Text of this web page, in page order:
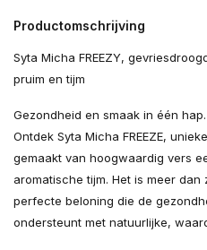
Productomschrijving
Syta Micha FREEZY,
pruim en tijm
Gezondheid en smaak in één hap.
Ontdek Syta Micha FREEZE,
gemaakt van hoogwaardig vers
aromatische tijm. Het is meer
perfecte beloning die de
ondersteunt met natuurlijke,